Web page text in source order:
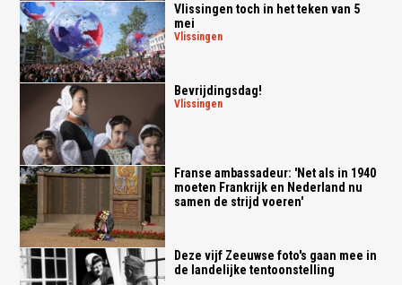
Vlissingen toch in het teken van 5
mei
vlissingen
Bevrijdingsdag!
vlissingen
Franse ambassadeur: 'Net als in 1940
moeten Frankrijk en Nederland nu
samen de strijd voeren'
Deze vijf Zeeuwse foto's gaan mee in
de landelijke tentoonstelling